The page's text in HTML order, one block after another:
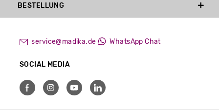
service@madika.de WhatsApp Chat
SOCIAL MEDIA
BESTELLUNG